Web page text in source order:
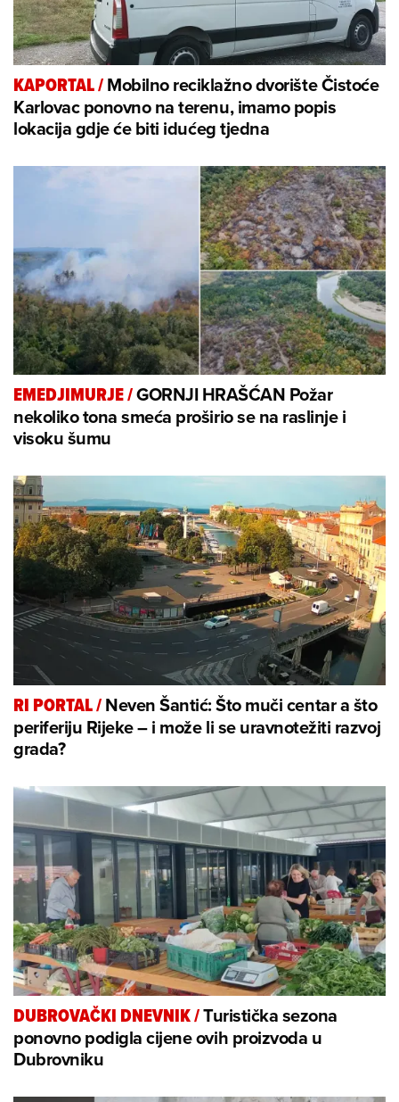
KAPORTAL/Mobilno reciklažno dvorište Čistoće
Karlovac ponovno na terenu, imamo popis
lokacija gdje će biti idućeg tjedna
EMEDJIMURJE/GORNJI HRAŠĆAN Požar
nekoliko tona smeća proširio se na raslinje i
visoku šumu
RI PORTAL/Neven Šantić: Što muči centar a što
periferiju Rijeke – i može li se uravnotežiti razvoj
grada?
DUBROVAČKI DNEVNIK/Turistička sezona
ponovno podigla cijene ovih proizvoda u
Dubrovniku